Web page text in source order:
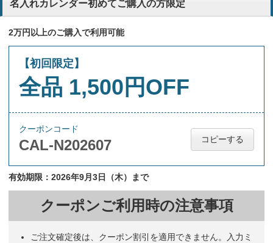
名入れカレンダー初めてご購入の方限定
2万円以上のご購入で利用可能
【初回限定】
全品 1,500円OFF
クーポンコード
CAL-N202607 コピーする
有効期限：2026年9月3日（木）まで
クーポンご利用時の注意事項
ご注文確定後は、クーポン割引を適用できません。入力ミ